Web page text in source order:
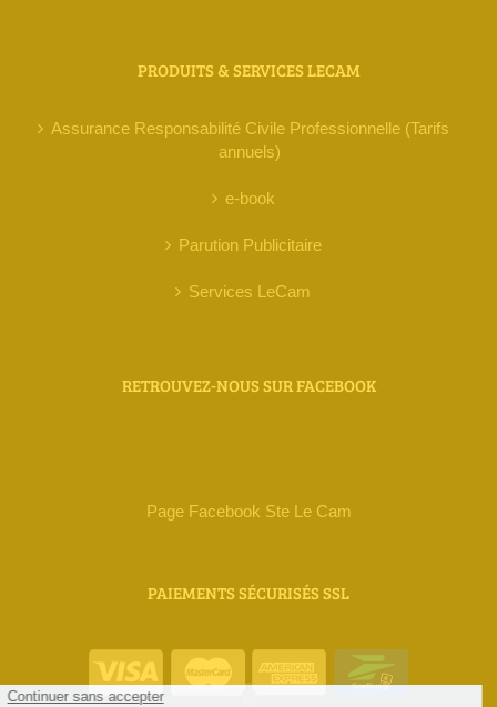
PRODUITS & SERVICES LECAM
Assurance Responsabilité Civile Professionnelle (Tarifs
annuels)
e-book
Parution Publicitaire
Services LeCam
RETROUVEZ-NOUS SUR FACEBOOK
Page Facebook Ste Le Cam
PAIEMENTS SÉCURISÉS SSL